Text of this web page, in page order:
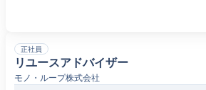
正社員
リユースアドバイザー
モノ・ループ株式会社